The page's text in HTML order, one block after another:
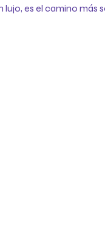
lujo, es el camino más